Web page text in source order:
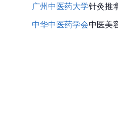
广州中医药大学针灸推
中华中医药学会中医美